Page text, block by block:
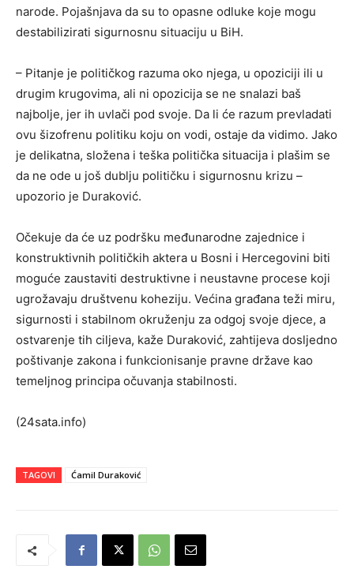
narode. Pojašnjava da su to opasne odluke koje mogu
destabilizirati sigurnosnu situaciju u BiH.
– Pitanje je političkog razuma oko njega, u opoziciji ili u
drugim krugovima, ali ni opozicija se ne snalazi baš
najbolje, jer ih uvlači pod svoje. Da li će razum prevladati
ovu šizofrenu politiku koju on vodi, ostaje da vidimo. Jako
je delikatna, složena i teška politička situacija i plašim se
da ne ode u još dublju političku i sigurnosnu krizu –
upozorio je Duraković.
Očekuje da će uz podršku međunarodne zajednice i
konstruktivnih političkih aktera u Bosni i Hercegovini biti
moguće zaustaviti destruktivne i neustavne procese koji
ugrožavaju društvenu koheziju. Većina građana teži miru,
sigurnosti i stabilnom okruženju za odgoj svoje djece, a
ostvarenje tih ciljeva, kaže Duraković, zahtijeva dosljedno
poštivanje zakona i funkcionisanje pravne države kao
temeljnog principa očuvanja stabilnosti.
(24sata.info)
TAGOVI Ćamil Duraković